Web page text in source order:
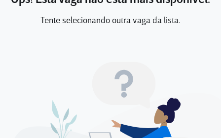
Tente selecionando outra vaga da lista.